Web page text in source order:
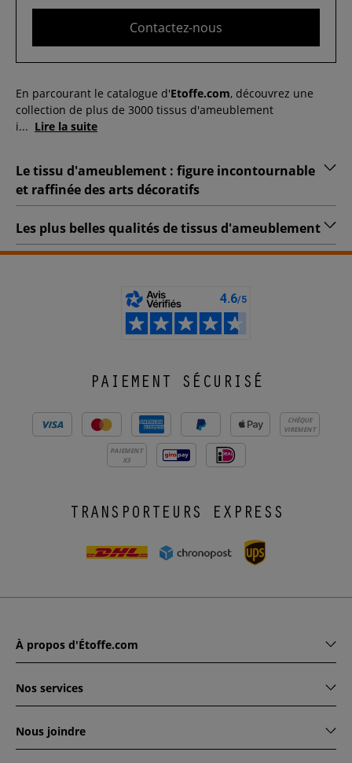
Contactez-nous
En parcourant le catalogue d'Etoffe.com, découvrez une
collection de plus de 3000 tissus d'ameublement
i... Lire la suite
Le tissu d'ameublement : figure incontournable
et raffinée des arts décoratifs
Les plus belles qualités de tissus d'ameublement
PAIEMENT SÉCURISÉ
CHÈQUE
VIREMENT
PAIEMENT
X3
TRANSPORTEURS EXPRESS
À propos d'Étoffe.com
Nos services
Nous joindre